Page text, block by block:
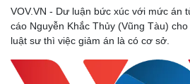
VOV.VN - Dư luận bức xúc với mức án
cáo Nguyễn Khắc Thủy (Vũng Tàu)
luật sư thì việc giảm án là có cơ sở.